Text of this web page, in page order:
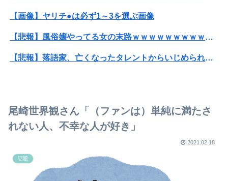
【画像】ヤリチ●は必ず1～3を選ぶ画像
【悲報】風俗嬢やってる女の末路ｗｗｗｗｗｗｗｗｗｗｗ
【悲報】落語家、亡くなったタレントからいじめられた過去を告白する…
【衝撃】老害の親父がヤバすぎるｗｗｗｗ 親父「カレー作って」俺「はい」親父「玉ねぎはみじん切りで炒めて」俺「はい（めんどくさいからジューサー使お）」俺「できた」→結果…
【ハンターハンター】これくらいの操作系でいい
尾崎世界観さん「（ファンは）単純に満たさ
れない人、不幸な人が好き」
2021.02.18
話題